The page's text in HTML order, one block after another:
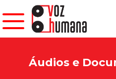
Áudios e